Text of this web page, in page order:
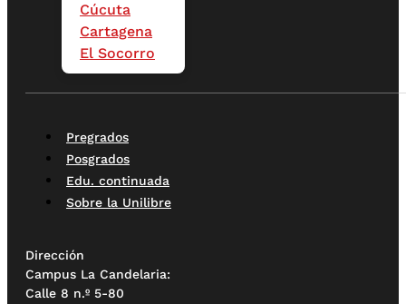
Cúcuta
Cartagena
El Socorro
Pregrados
Posgrados
Edu. continuada
Sobre la Unilibre
Dirección
Campus La Candelaria:
Calle 8 n.º 5-80